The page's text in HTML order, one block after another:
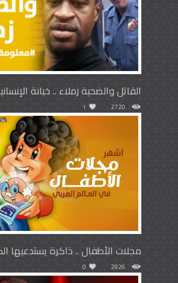
القاتل والضحية زملاء .. خيانة
2720
1
مجلات الأطفال .. ذاكرة يستدعيها
2926
0